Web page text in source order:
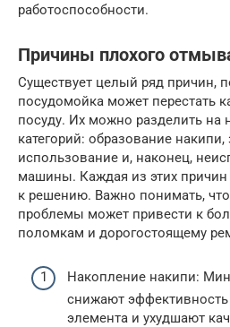
работоспособности.
Причины плохого
Существует целый ряд причин,
посудомойка может перестать
посуду. Их можно разделить на
категорий: образование
использование и, наконец,
машины. Каждая из этих причин
к решению. Важно понимать,
проблемы может привести к
поломкам и дорогостоящему
Накопление накипи:
снижают эффективность
элемента и ухудшают